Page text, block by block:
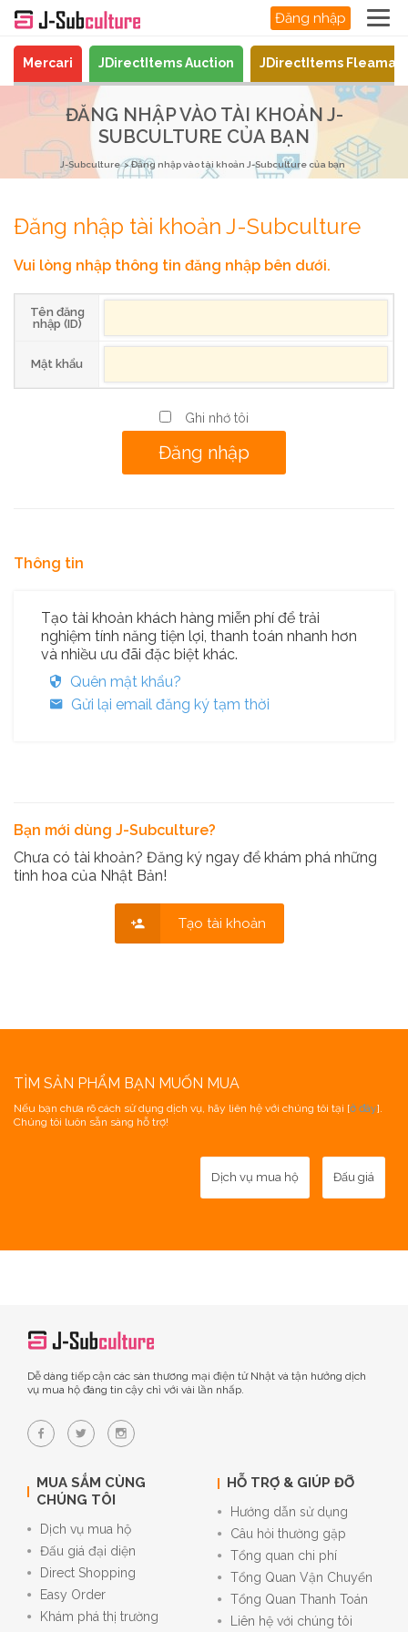
Đăng nhập
Mercari JDirectItems Auction JDirectItems
ĐĂNG NHẬP VÀO TÀI KHOẢN J-
SUBCULTURE CỦA BẠN
J-Subculture Đăng nhập vào tài khoản J-Subculture của bạn
Đăng nhập tài khoản J-Subculture
Vui lòng nhập thông tin đăng nhập bên dưới.
Tên đăng
nhập (ID)
Mật khẩu
Ghi nhớ tôi
Thông tin
Tạo tài khoản khách hàng miễn phí để trải
nghiệm tính năng tiện lợi, thanh toán nhanh hơn
và nhiều ưu đãi đặc biệt khác.
Quên mật khẩu?
Gửi lại email đăng ký tạm thời
Bạn mới dùng J-Subculture?
Chưa có tài khoản? Đăng ký ngay để khám phá những
tinh hoa của Nhật Bản!
Tạo tài khoản
TÌM SẢN PHẨM BẠN MUỐN MUA
Nếu bạn chưa rõ cách sử dụng dịch vụ, hãy liên hệ với chúng tôi tại [ở đây].
Chúng tôi luôn sẵn sàng hỗ trợ!
Dịch vụ mua hộ Đấu giá
Dễ dàng tiếp cận các sàn thương mại điện tử Nhật và tận hưởng dịch
vụ mua hộ đáng tin cậy chỉ với vài lần nhấp.
MUA SẮM CÙNG
CHÚNG TÔI
Dịch vụ mua hộ
Đấu giá đại diện
Direct Shopping
Easy Order
Khám phá thị trường
HỖ TRỢ & GIÚP ĐỠ
Hướng dẫn sử dụng
Câu hỏi thường gặp
Tổng quan chi phí
Tổng Quan Vận Chuyển
Tổng Quan Thanh Toán
Liên hệ với chúng tôi